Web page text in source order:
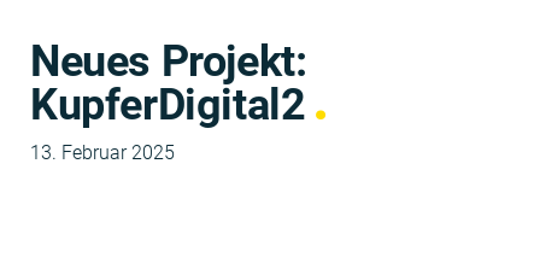
Neues Projekt:
KupferDigital2
13. Februar 2025